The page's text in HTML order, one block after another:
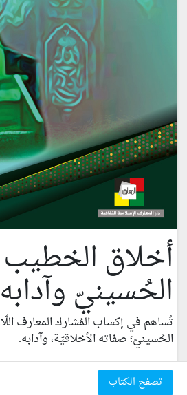
أخلاق الخطيب
الحُسينيّ وآدابه
تُساهم في إكساب المُشارك المعارف
الحُسينيّ؛ صفاته الأخلاقيّة، وآدابه.
تصفح الكتاب